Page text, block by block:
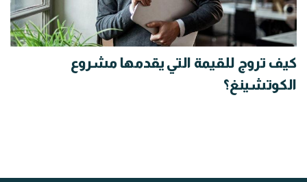
كيف تروج للقيمة التي يقدمها مشروع
الكوتشينغ؟